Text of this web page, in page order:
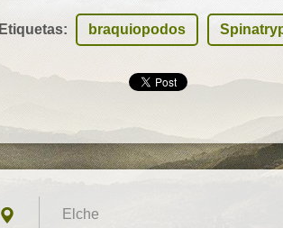
Etiquetas: braquiopodos
Elche